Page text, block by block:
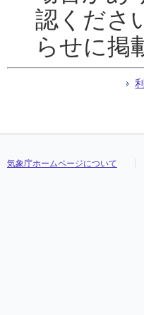
認くださ
らせに掲
気象庁ホームページについて